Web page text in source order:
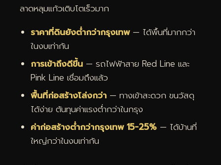
ลาดหลุมแก้วเติบโตเร็วมาก
ราคาที่ดินยังต่ำกว่ากรุงเทพ— ได้พื้นที่มากกว่า
ในงบเท่ากัน
การเข้าถึงดีขึ้น — รถไฟฟ้าสาย Red Line และ
Pink Line เชื่อมถึงแล้ว
พื้นที่ก่อสร้างโล่งกว่า — ทางเข้าสะดวก ขนวัสดุ
ได้ง่าย ต้นทุนค่าแรงต่ำกว่าในกรุง
ค่าก่อสร้างต่ำกว่ากรุงเทพ 15-25% — ได้บ้านที่
ใหญ่กว่าในงบเท่ากัน